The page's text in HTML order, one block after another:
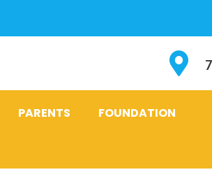
PARENTS
FOUNDATION